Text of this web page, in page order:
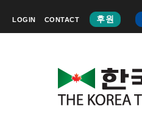
LOGIN CONTACT 후원